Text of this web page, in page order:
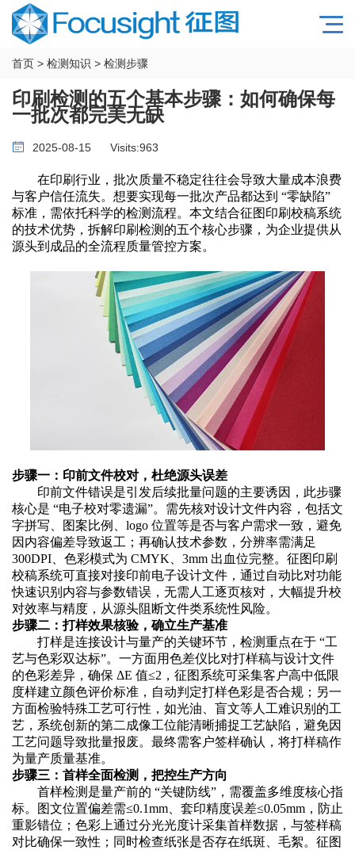
首页 > 检测知识 > 检测步骤
印刷检测的五个基本步骤：如何确保每
一批次都完美无缺
2025-08-15 Visits:963
在印刷行业，批次质量不稳定往往会导致大量成本浪费
与客户信任流失。想要实现每一批次产品都达到 “零缺陷”
标准，需依托科学的检测流程。本文结合征图印刷校稿系统
的技术优势，拆解印刷检测的五个核心步骤，为企业提供从
源头到成品的全流程质量管控方案。
步骤一：印前文件校对，杜绝源头误差
印前文件错误是引发后续批量问题的主要诱因，此步骤
核心是 “电子校对零遗漏”。需先核对设计文件内容，包括文
字拼写、图案比例、logo 位置等是否与客户需求一致，避免
因内容偏差导致返工；再确认技术参数，分辨率需满足
300DPI、色彩模式为 CMYK、3mm 出血位完整。征图印刷
校稿系统可直接对接印前电子设计文件，通过自动比对功能
快速识别内容与参数错误，无需人工逐页核对，大幅提升校
对效率与精度，从源头阻断文件类系统性风险。
步骤二：打样效果核验，确立生产基准
打样是连接设计与量产的关键环节，检测重点在于 “工
艺与色彩双达标”。一方面用色差仪比对打样稿与设计文件
的色彩差异，确保 ΔE 值≤2，征图系统可采集客户高中低限
度样建立颜色评价标准，自动判定打样色彩是否合规；另一
方面检验特殊工艺可行性，如光油、盲文等人工难识别的工
艺，系统创新的第二成像工位能清晰捕捉工艺缺陷，避免因
工艺问题导致批量报废。最终需客户签样确认，将打样稿作
为量产质量基准。
步骤三：首样全面检测，把控生产方向
首样检测是量产前的 “关键防线”，需覆盖多维度核心指
标。图文位置偏差需≤0.1mm、套印精度误差≤0.05mm，防止
重影错位；色彩上通过分光光度计采集首样数据，与签样稿
对比确保一致性；同时检查纸张是否存在纸斑、毛絮。征图